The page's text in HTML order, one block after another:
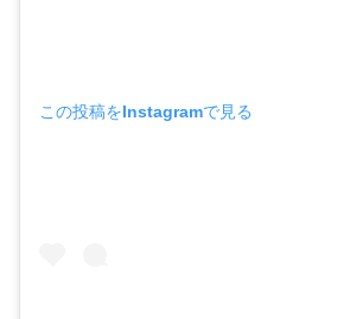
この投稿をInstagramで見る